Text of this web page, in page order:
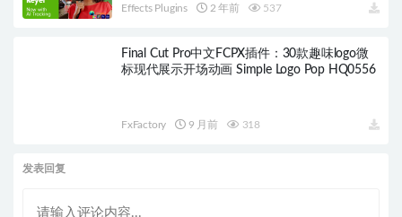
Effects Plugins 2 年前 537
Final Cut Pro中文FCPX插件：30款趣味logo微
标现代展示开场动画 Simple Logo Pop HQ0556
FxFactory 9 月前 318
发表回复